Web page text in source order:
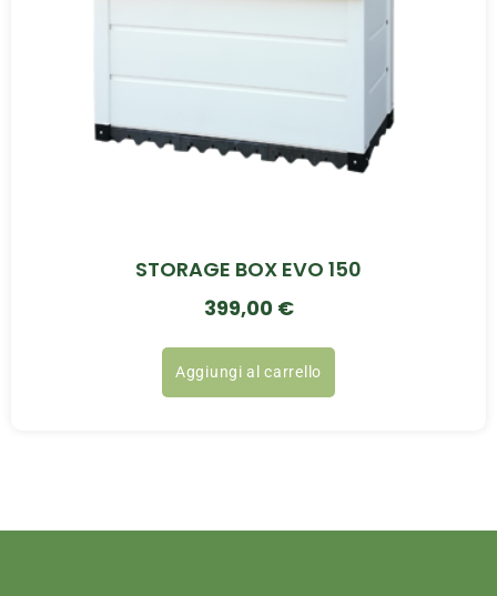
STORAGE BOX EVO 150
399,00 €
Aggiungi al carrello